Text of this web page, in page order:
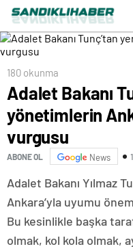
180 okunma
Adalet Bakanı
yönetimlerin
vurgusu
ABONE OL News
Adalet Bakanı Yılmaz
Ankara’yla uyumu
Bu kesinlikle başka
olmak, kol kola olmak,